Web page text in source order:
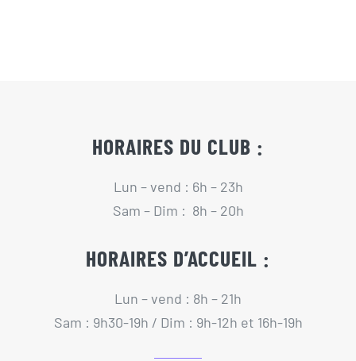
Pré-inscription/boutique
HORAIRES DU CLUB :
Lun – vend : 6h – 23h
Sam – Dim : 8h – 20h
HORAIRES D’ACCUEIL :
Lun – vend : 8h – 21h
Sam : 9h30-19h / Dim : 9h-12h et 16h-19h